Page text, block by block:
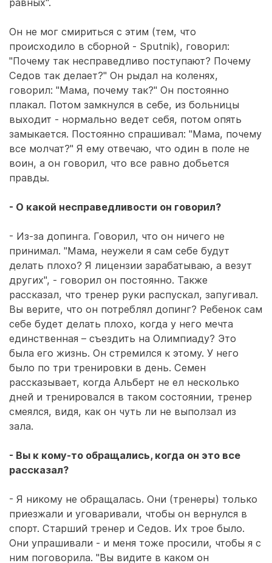
равных".
Он не мог смириться с этим (тем, что
происходило в сборной - Sputnik), говорил:
"Почему так несправедливо поступают? Почему
Седов так делает?" Он рыдал на коленях,
говорил: "Мама, почему так?" Он постоянно
плакал. Потом замкнулся в себе, из больницы
выходит - нормально ведет себя, потом опять
замыкается. Постоянно спрашивал: "Мама, почему
все молчат?" Я ему отвечаю, что один в поле не
воин, а он говорил, что все равно добьется
правды.
- О какой несправедливости он говорил?
- Из-за допинга. Говорил, что он ничего не
принимал. "Мама, неужели я сам себе будут
делать плохо? Я лицензии зарабатываю, а везут
других", - говорил он постоянно. Также
рассказал, что тренер руки распускал, запугивал.
Вы верите, что он потреблял допинг? Ребенок сам
себе будет делать плохо, когда у него мечта
единственная – съездить на Олимпиаду? Это
была его жизнь. Он стремился к этому. У него
было по три тренировки в день. Семен
рассказывает, когда Альберт не ел несколько
дней и тренировался в таком состоянии, тренер
смеялся, видя, как он чуть ли не выползал из
зала.
- Вы к кому-то обращались, когда он это все
рассказал?
- Я никому не обращалась. Они (тренеры) только
приезжали и уговаривали, чтобы он вернулся в
спорт. Старший тренер и Седов. Их трое было.
Они упрашивали - и меня тоже просили, чтобы я с
ним поговорила. "Вы видите в каком он